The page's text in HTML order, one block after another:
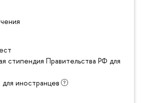
стипендия Правительства РФ для
иностранцев